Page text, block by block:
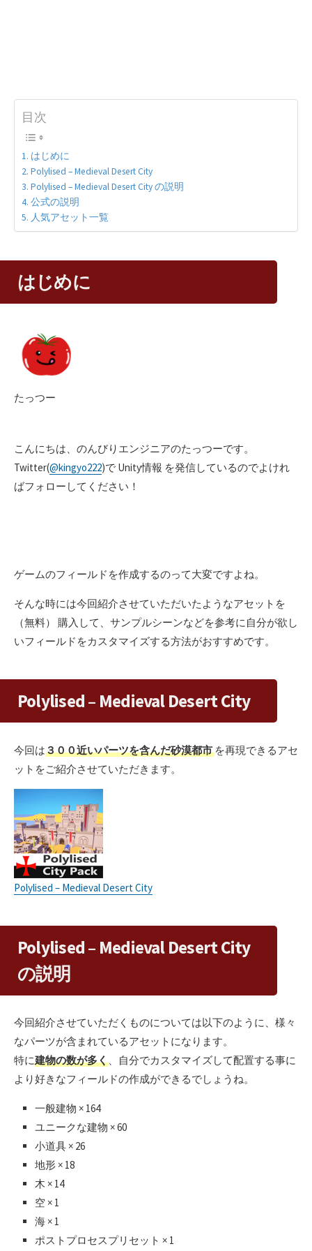
目次
はじめに
Polylised – Medieval Desert City
Polylised – Medieval Desert City の説明
公式の説明
人気アセット一覧
はじめに
たっつー
こんにちは、のんびりエンジニアのたっつーです。
Twitter(@kingyo222)で Unity情報 を発信しているのでよけれ
ばフォローしてください！
ゲームのフィールドを作成するのって大変ですよね。
そんな時には今回紹介させていただいたようなアセットを
（無料） 購入して、サンプルシーンなどを参考に自分が欲し
いフィールドをカスタマイズする方法がおすすめです。
Polylised – Medieval Desert City
今回は３００近いパーツを含んだ砂漠都市を再現できるアセ
ットをご紹介させていただきます。
Polylised – Medieval Desert City
Polylised – Medieval Desert City
の説明
今回紹介させていただくものについては以下のように、様々
なパーツが含まれているアセットになります。
特に建物の数が多く、自分でカスタマイズして配置する事に
より好きなフィールドの作成ができるでしょうね。
一般建物 × 164
ユニークな建物 × 60
小道具 × 26
地形 × 18
木 × 14
空 × 1
海 × 1
ポストプロセスプリセット × 1